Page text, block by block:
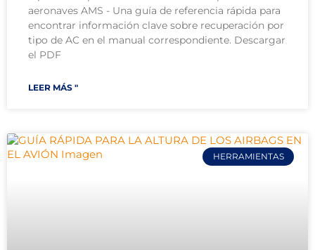
aeronaves AMS - Una guía de referencia rápida para
encontrar información clave sobre recuperación por
tipo de AC en el manual correspondiente. Descargar
el PDF
LEER MÁS "
HERRAMIENTAS